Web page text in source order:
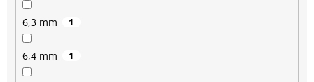
6,3 mm 1
6,4 mm 1